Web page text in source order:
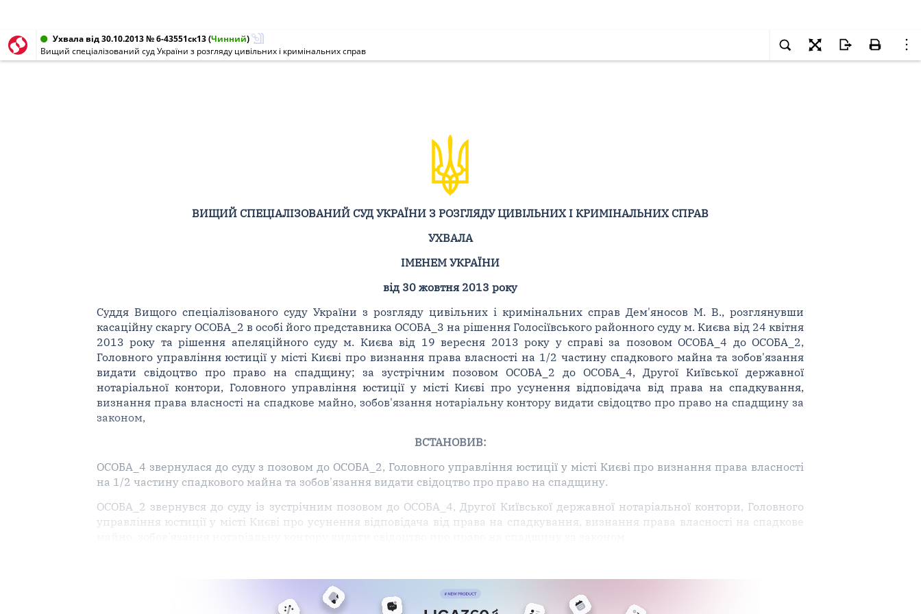
Ухвала від 30.10.2013 № 6-43551ск13(Чинний)
Вищий спеціалізований суд України з розгляду цивільних і кримінальних справ
ВИЩИЙ СПЕЦІАЛІЗОВАНИЙ СУД УКРАЇНИ З РОЗГЛЯДУ ЦИВІЛЬНИХ І КРИМІНАЛЬНИХ СПРАВ
УХВАЛА
ІМЕНЕМ УКРАЇНИ
від 30 жовтня 2013 року
Суддя Вищого спеціалізованого суду України з розгляду цивільних і кримінальних справ Дем'яносов М. В., розглянувши
касаційну скаргу ОСОБА_2 в особі його представника ОСОБА_3 на рішення Голосіївського районного суду м. Києва від 24 квітня
2013 року та рішення апеляційного суду м. Києва від 19 вересня 2013 року у справі за позовом ОСОБА_4 до ОСОБА_2,
Головного управління юстиції у місті Києві про визнання права власності на 1/2 частину спадкового майна та зобов'язання
видати свідоцтво про право на спадщину; за зустрічним позовом ОСОБА_2 до ОСОБА_4, Другої Київської державної
нотаріальної контори, Головного управління юстиції у місті Києві про усунення відповідача від права на спадкування,
визнання права власності на спадкове майно, зобов'язання нотаріальну контору видати свідоцтво про право на спадщину за
законом,
ВСТАНОВИВ:
ОСОБА_4 звернулася до суду з позовом до ОСОБА_2, Головного управління юстиції у місті Києві про визнання права власності
на 1/2 частину спадкового майна та зобов'язання видати свідоцтво про право на спадщину.
ОСОБА_2 звернувся до суду із зустрічним позовом до ОСОБА_4, Другої Київської державної нотаріальної контори, Головного
управління юстиції у місті Києві про усунення відповідача від права на спадкування, визнання права власності на спадкове